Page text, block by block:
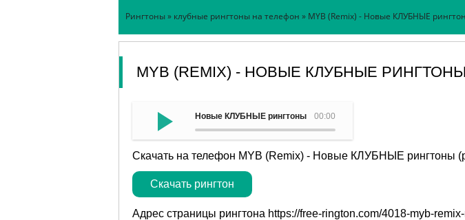
Рингтоны» клубные рингтоны на телефон » MYB (Remix) - Новые КЛУБНЫЕ
MYB (REMIX) - НОВЫЕ КЛУБНЫЕ РИНГТОНЫ
00:00
Новые КЛУБНЫЕ рингтоны - MYB (Remix)
Скачать на телефон MYB (Remix) - Новые КЛУБНЫЕ рингтоны
Скачать рингтон
Адрес страницы рингтона https://free-rington.com/4018-myb-